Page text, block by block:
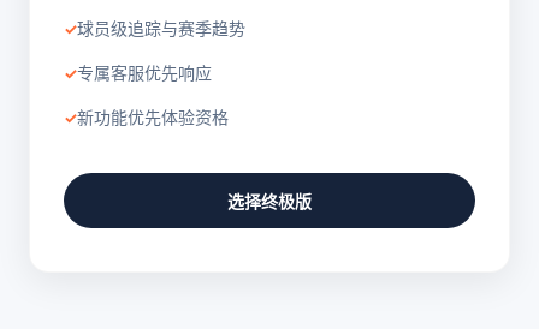
球员级追踪与赛季趋势
专属客服优先响应
新功能优先体验资格
选择终极版